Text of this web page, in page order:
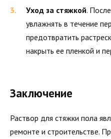
Уход за стяжкой.
увлажнять в течение
предотвратить
накрыть ее пленкой и
Заключение
Раствор для стяжки пола
ремонте и строительстве.